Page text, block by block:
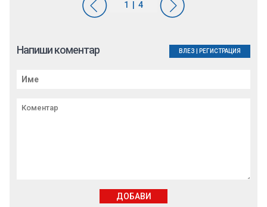
Напиши коментар ВЛЕЗ РЕГИСТРАЦИЯ
ДОБАВИ